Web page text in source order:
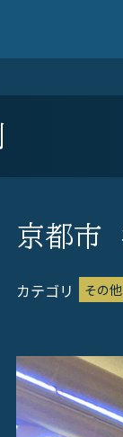
京都市
その他